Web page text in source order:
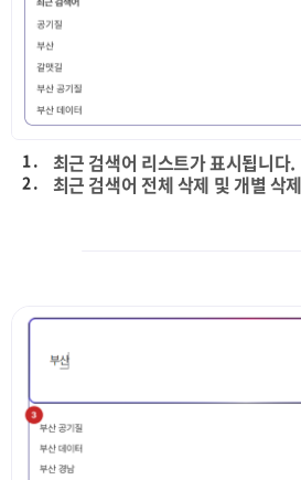
1 . 최근 검색어 리스트가 표시됩니다.
2 . 최근 검색어 전체 삭제 및 개별 삭